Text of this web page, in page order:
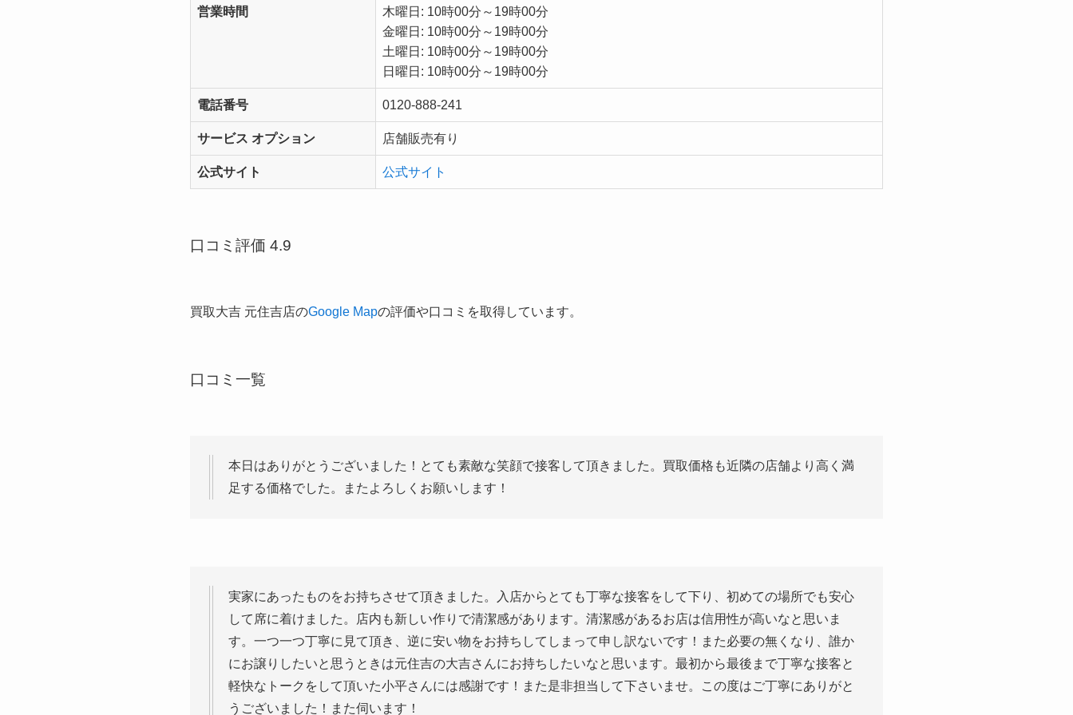
営業時間
木曜日: 10時00分～19時00分
金曜日: 10時00分～19時00分
土曜日: 10時00分～19時00分
日曜日: 10時00分～19時00分
電話番号 0120-888-241
サービス オプション 店舗販売有り
公式サイト 公式サイト
口コミ評価 4.9
買取大吉 元住吉店のGoogle Mapの評価や口コミを取得しています。
口コミ一覧
本日はありがとうございました！とても素敵な笑顔で接客して頂きました。買取価格も近隣の店舗より高く満
足する価格でした。またよろしくお願いします！
実家にあったものをお持ちさせて頂きました。入店からとても丁寧な接客をして下り、初めての場所でも安心
して席に着けました。店内も新しい作りで清潔感があります。清潔感があるお店は信用性が高いなと思いま
す。一つ一つ丁寧に見て頂き、逆に安い物をお持ちしてしまって申し訳ないです！また必要の無くなり、誰か
にお譲りしたいと思うときは元住吉の大吉さんにお持ちしたいなと思います。最初から最後まで丁寧な接客と
軽快なトークをして頂いた小平さんには感謝です！また是非担当して下さいませ。この度はご丁寧にありがと
うございました！また伺います！